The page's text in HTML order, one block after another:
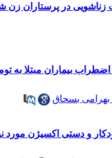
در پرستاران زن
بیماران مبتلا به
بسحاق
و دستی اکسیژن مورد